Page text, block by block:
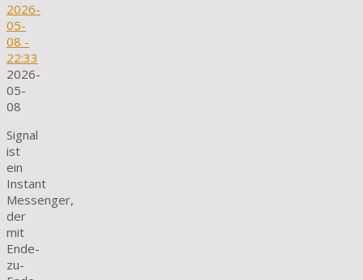
2026-
05-
08 -
22:33
2026-
05-
08
Signal
ist
ein
Instant
Messenger,
der
mit
Ende-
zu-